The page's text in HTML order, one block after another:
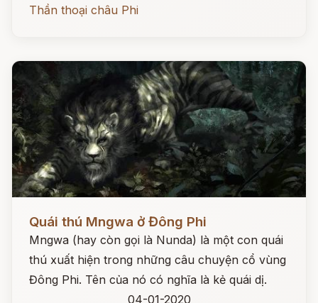
Thần thoại châu Phi
Quái thú Mngwa ở Đông Phi
Mngwa (hay còn gọi là Nunda) là một con quái
thú xuất hiện trong những câu chuyện cổ vùng
Đông Phi. Tên của nó có nghĩa là kẻ quái dị.
04-01-2020